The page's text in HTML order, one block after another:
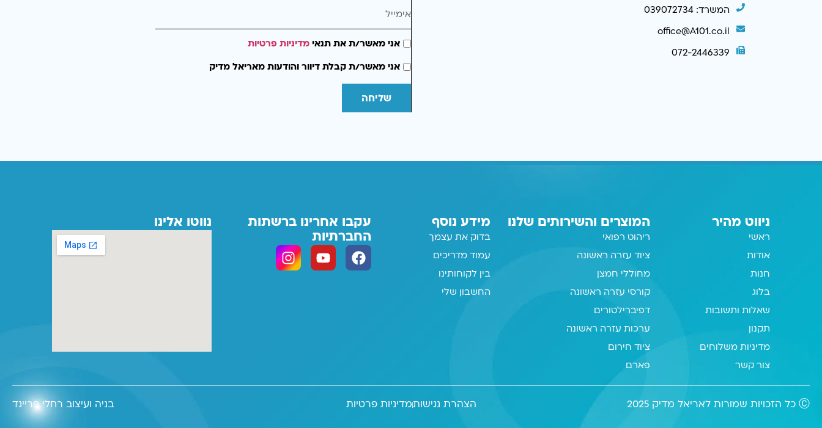
המשרד: 039072734
office@A101.co.il
072-2446339
אני מאשר/ת את תנאי מדיניות פרטיות
אני מאשר/ת קבלת דיוור והודעות מאריאל מדיק
שליחה
ניווט מהיר
ראשי
אודות
חנות
בלוג
שאלות ותשובות
תקנון
מדיניות משלוחים
צור קשר
המוצרים והשירותים שלנו
ריהוט רפואי
ציוד עזרה ראשונה
מחוללי חמצן
קורסי עזרה ראשונה
דפיברילטורים
ערכות עזרה ראשונה
ציוד חירום
פארם
מידע נוסף
בדוק את עצמך
עמוד מדריכים
בין לקוחותינו
החשבון שלי
עקבו אחרינו ברשתות
החברתיות
נווטו אלינו
Ⓒ כל הזכויות שמורות לאריאל מדיק 2025 הצהרת נגישותמדיניות פרטיות בניה ועיצוב רחלי פריינד